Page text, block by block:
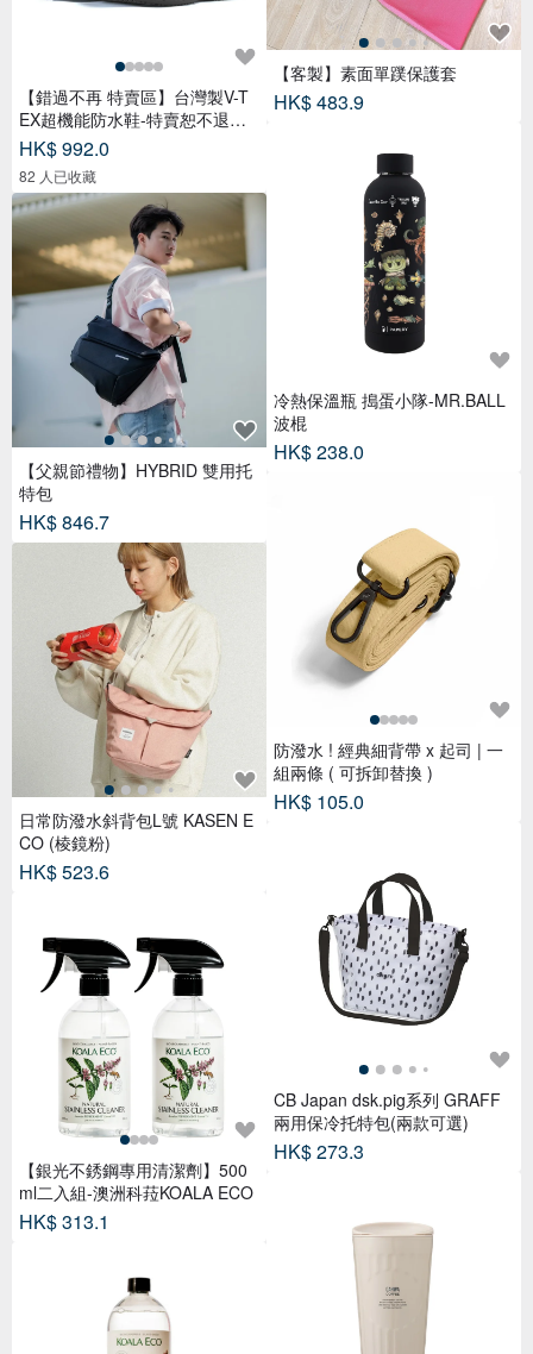
【錯過不再 特賣區】台灣製V-T
EX超機能防水鞋-特賣恕不退換
貨
HK$ 992.0
82 人已收藏
【父親節禮物】HYBRID 雙用托
特包
HK$ 846.7
日常防潑水斜背包L號 KASEN E
CO (棱鏡粉)
HK$ 523.6
【銀光不銹鋼專用清潔劑】500
ml二入組-澳洲科菈KOALA ECO
HK$ 313.1
【客製】素面單蹼保護套
HK$ 483.9
冷熱保溫瓶 搗蛋小隊-MR.BALL
波棍
HK$ 238.0
防潑水 ! 經典細背帶 x 起司 | 一
組兩條 ( 可拆卸替換 )
HK$ 105.0
CB Japan dsk.pig系列 GRAFF
兩用保冷托特包(兩款可選)
HK$ 273.3